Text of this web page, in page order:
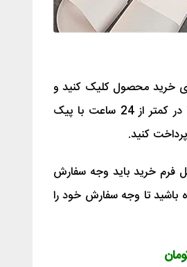
خرید محصول کلیک کنید و
فرم خرید را پر کنید. توجه کنید اگر ساکن تهران بودید سفارش شما در کمتر از 24 ساعت با پیک
کنید.
فرم خرید باید وجه سفارش
باشید تا وجه سفارش خود را